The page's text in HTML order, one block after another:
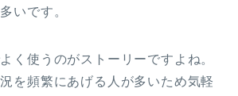
いです。
く使うのがストーリーですよね。
を頻繁にあげる人が多いため気軽